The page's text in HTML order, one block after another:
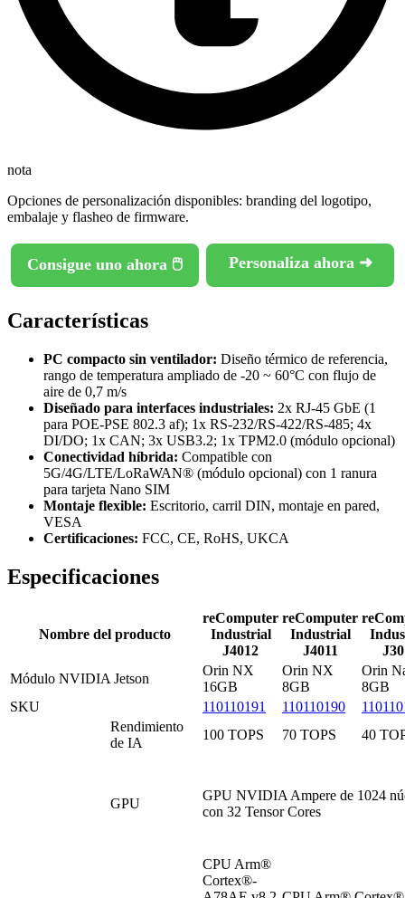
nota
Opciones de personalización disponibles: branding del logotipo,
embalaje y flasheo de firmware.
Consigue uno ahora 🖱️ Personaliza ahora ➜
Características
PC compacto sin ventilador: Diseño térmico de referencia,
rango de temperatura ampliado de -20 ~ 60°C con flujo de
aire de 0,7 m/s
Diseñado para interfaces industriales: 2x RJ-45 GbE (1
para POE-PSE 802.3 af); 1x RS-232/RS-422/RS-485; 4x
DI/DO; 1x CAN; 3x USB3.2; 1x TPM2.0 (módulo opcional)
Conectividad híbrida: Compatible con
5G/4G/LTE/LoRaWAN® (módulo opcional) con 1 ranura
para tarjeta Nano SIM
Montaje flexible: Escritorio, carril DIN, montaje en pared,
VESA
Certificaciones: FCC, CE, RoHS, UKCA
Especificaciones
Nombre del producto
reComputer
Industrial
J4012
reComputer
Industrial
J4011
Módulo NVIDIA Jetson
Orin NX
16GB
Orin NX
8GB
Orin
8GB
SKU
110110191 110110190
Rendimiento
de IA
100 TOPS 70 TOPS 40
GPU
GPU NVIDIA Ampere de 1024
con 32 Tensor Cores
CPU Arm®
Cortex®-